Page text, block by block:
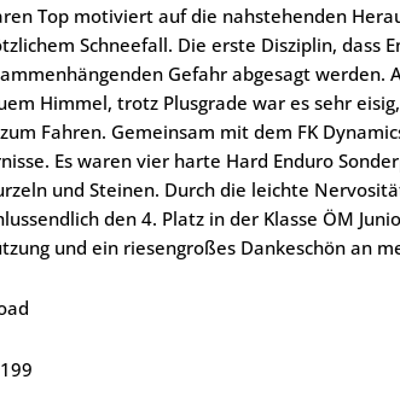
Top motiviert auf die nahstehenden
Schneefall. Die erste Disziplin, dass
Gefahr abgesagt werden.
Himmel, trotz Plusgrade war es sehr
Fahren. Gemeinsam mit dem FK
Es waren vier harte Hard Enduro
und Steinen. Durch die leichte
den 4. Platz in der Klasse ÖM
und ein riesengroßes Dankeschön an